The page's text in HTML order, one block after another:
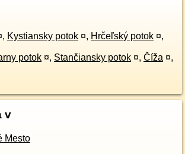
, Kystiansky potok ¤, Hrčeľský potok ¤,
potok ¤, Stančiansky potok ¤, Číža ¤,
v
Mesto